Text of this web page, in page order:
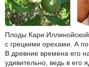
Плоды Кари
с грецкими орехами. А по
В древние времена его
удивительно, ведь в его